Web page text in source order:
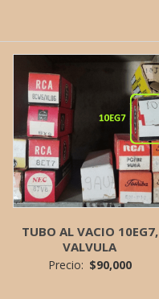
TUBO AL VACIO 10EG7,
VALVULA
Precio: $90,000